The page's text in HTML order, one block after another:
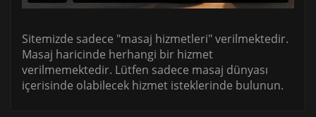
Sitemizde sadece "masaj hizmetleri" verilmektedir.
Masaj haricinde herhangi bir hizmet
verilmemektedir. Lütfen sadece masaj dünyası
içerisinde olabilecek hizmet isteklerinde bulunun.